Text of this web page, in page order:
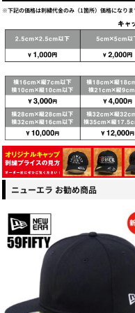
※下記の価格は刺繍代金のみ（1箇所）価格になりま
ニューエラ お勧め商品